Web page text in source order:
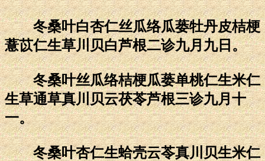
冬桑叶白杏仁丝瓜络瓜蒌牡丹皮桔梗
薏苡仁生草川贝白芦根二诊九月九日。
冬桑叶丝瓜络桔梗瓜蒌单桃仁生米仁
生草通草真川贝云茯苓芦根三诊九月十
一。
冬桑叶杏仁生蛤壳云苓真川贝生米仁